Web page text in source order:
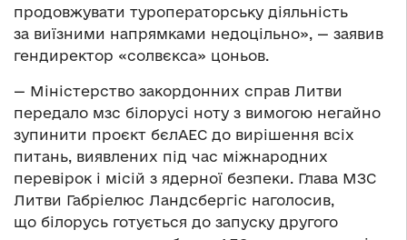
продовжувати туроператорську діяльність
за виїзними напрямками недоцільно», — заявив
гендиректор «солвєкса» цоньов.
— Міністерство закордонних справ Литви
передало мзс білорусі ноту з вимогою негайно
зупинити проєкт бєлАЕС до вирішення всіх
питань, виявлених під час міжнародних
перевірок і місій з ядерної безпеки. Глава МЗС
Литви Габріелюс Ландсбергіс наголосив,
що білорусь готується до запуску другого